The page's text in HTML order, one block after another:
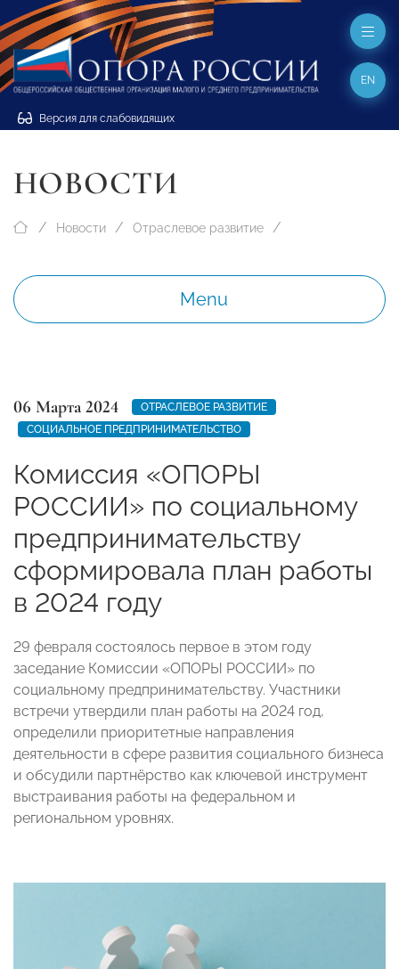
Версия для слабовидящих
EN
НОВОСТИ
Новости Отраслевое развитие
Menu
06 Марта 2024
ОТРАСЛЕВОЕ РАЗВИТИЕ
СОЦИАЛЬНОЕ ПРЕДПРИНИМАТЕЛЬСТВО
Комиссия «ОПОРЫ
РОССИИ» по социальному
предпринимательству
сформировала план работы
в 2024 году
29 февраля состоялось первое в этом году
заседание Комиссии «ОПОРЫ РОССИИ» по
социальному предпринимательству. Участники
встречи утвердили план работы на 2024 год,
определили приоритетные направления
деятельности в сфере развития социального бизнеса
и обсудили партнёрство как ключевой инструмент
выстраивания работы на федеральном и
региональном уровнях.